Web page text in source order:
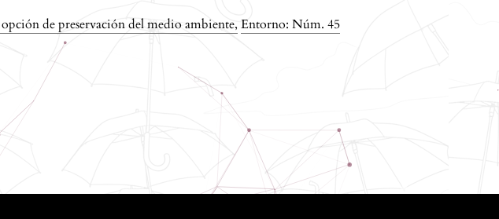
de preservación del medio ambiente,Entorno: Núm. 45